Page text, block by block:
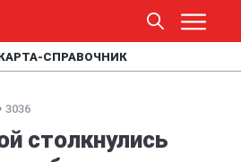
СПРАВОЧНИК
3036
столкнулись